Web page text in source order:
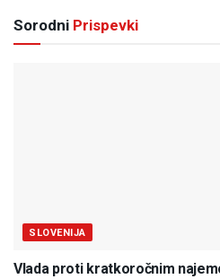
Sorodni Prispevki
SLOVENIJA
Vlada proti kratkoročnim